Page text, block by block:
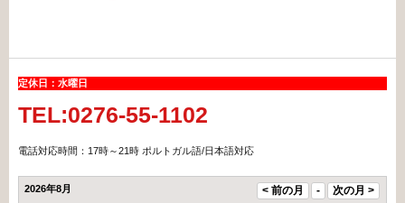
定休日：水曜日
TEL:0276-55-1102
電話対応時間：17時～21時 ポルトガル語/日本語対応
2026年8月